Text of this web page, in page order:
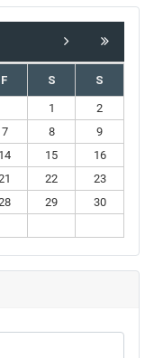
F S S
1
2
7 8
9
14 15
16
22
23
29
30